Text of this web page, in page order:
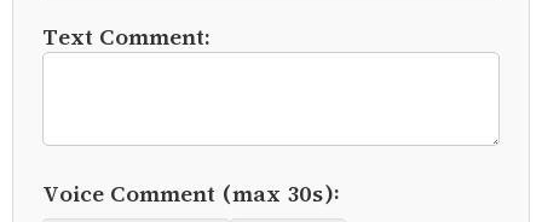
Text Comment:
Voice Comment (max 30s):